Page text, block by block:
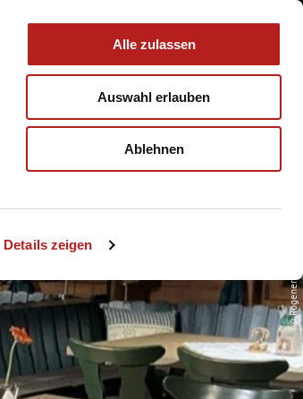
Details zeigen
Alle zulassen
Auswahl erlauben
Ablehnen
Buchen
© Rögener Hütte